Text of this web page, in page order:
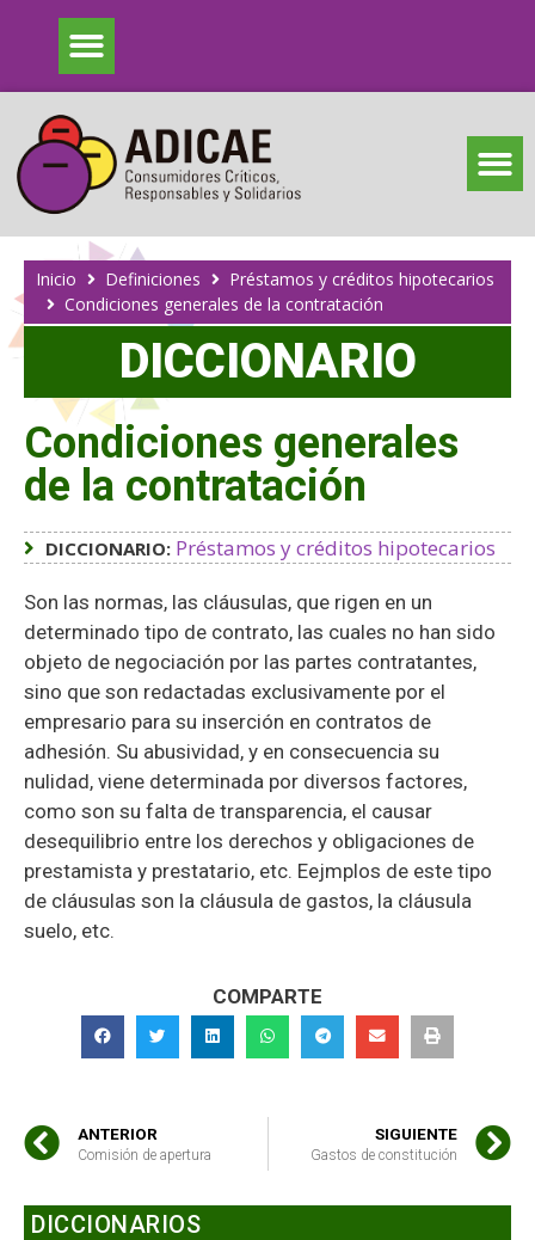
Inicio Definiciones
Préstamos y créditos hipotecarios
Condiciones generales de la contratación
DICCIONARIO
Condiciones generales
de la contratación
DICCIONARIO: Préstamos y créditos hipotecarios
Son las normas, las cláusulas, que rigen en un
determinado tipo de contrato, las cuales no han sido
objeto de negociación por las partes contratantes,
sino que son redactadas exclusivamente por el
empresario para su inserción en contratos de
adhesión. Su abusividad, y en consecuencia su
nulidad, viene determinada por diversos factores,
como son su falta de transparencia, el causar
desequilibrio entre los derechos y obligaciones de
prestamista y prestatario, etc. Eejmplos de este tipo
de cláusulas son la cláusula de gastos, la cláusula
suelo, etc.
COMPARTE
ANTERIOR
Comisión de apertura
SIGUIENTE
Gastos de constitución
DICCIONARIOS